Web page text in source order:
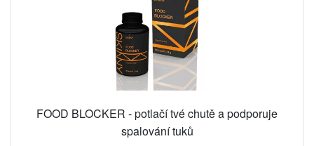
FOOD BLOCKER - potlačí tvé chutě a podporuje
spalování tuků